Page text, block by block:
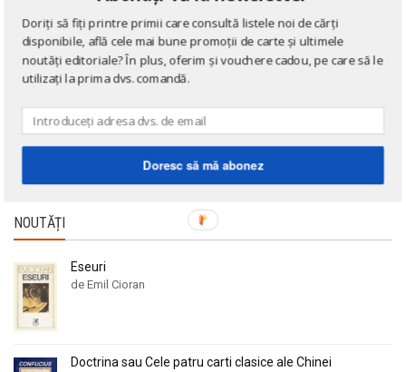
Cărți poștale și ilustrate
Cărți în limba engleză
Cărți în limba franceză
Cărți în limba germană
Cărți la 3 lei!
NOUTĂȚI
Eseuri
de Emil Cioran
Doctrina sau Cele patru carti clasice ale Chinei
Doriți să fiți printre primii care consultă listele noi de cărți
disponibile, află cele mai bune promoții de carte și ultimele
noutăți editoriale? În plus, oferim și vouchere cadou, pe care să le
utilizați la prima dvs. comandă.
Doresc să mă abonez